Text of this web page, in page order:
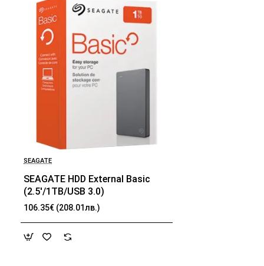
SEAGATE
SEAGATE HDD External Basic
(2.5'/1TB/USB 3.0)
106.35€ (208.01лв.)